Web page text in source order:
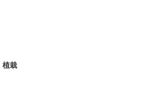
植栽